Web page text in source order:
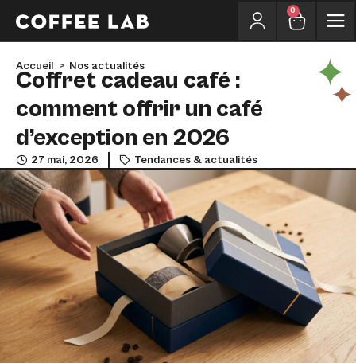
0
Accueil Nos actualités
Coffret cadeau café :
comment offrir un café
d’exception en 2026
27 mai, 2026 Tendances & actualités